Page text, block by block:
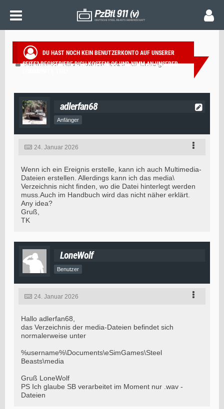
DU HAST NOCH KEIN BENUTZERKONTO AUF UNSERER
SEITE?REGISTRIERE DICH KOSTENLOSUND NIMM AN UNSERER
MULTIMEDIA-DATEIEN
adlerfan68 24. Januar 2026 Erledigt
adlerfan68
Anfänger
24. Januar 2026
Wenn ich ein Ereignis erstelle, kann ich auch Multimedia-
Dateien erstellen. Allerdings kann ich das media\
Verzeichnis nicht finden, wo die Datei hinterlegt werden
muss.Auch im Handbuch wird das nicht näher erklärt.
Any idea?
Gruß,
TK
LoneWolf
Benutzer
24. Januar 2026
Hallo adlerfan68,
das Verzeichnis der media-Dateien befindet sich
normalerweise unter
%username%\Documents\eSimGames\Steel
Beasts\media
Gruß LoneWolf
PS Ich glaube SB verarbeitet im Moment nur .wav -
Dateien